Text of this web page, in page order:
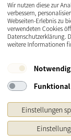
VERSAND
*
Ursprünglicher Preis
Wir nutzen diese zur
verbessern,
Webseiten-Erlebnis zu
verwendeten Cookies
Datenschutzerklärung.
weitere Informationen
Notwendig
Funktional
Einstellungen